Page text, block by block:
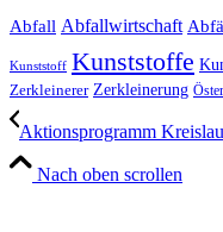
Abfall Abfallwirtschaft
Kunststoff Kunststoffe
Zerkleinerer Zerkleinerung
Aktionsprogramm
Nach oben scrollen